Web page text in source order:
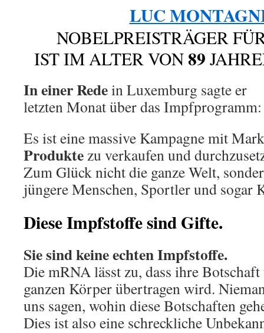
LUC
NOBELPREISTRÄGER
IST IM ALTER VON 89
In einer Redein Luxemburg sagte er
letzten Monat über das Impfprogramm:
Es ist eine massive Kampagne mit
Produktezu verkaufen und
Zum Glück nicht die ganze Welt,
jüngere Menschen, Sportler und sogar
Diese Impfstoffe sind Gifte.
Sie sind keine echten Impfstoffe.
Die mRNA lässt zu, dass ihre
ganzen Körper übertragen wird.
uns sagen, wohin diese Botschaften
Dies ist also eine schreckliche